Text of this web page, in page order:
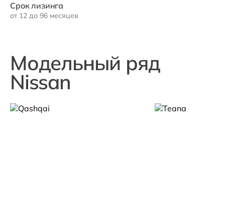
Срок лизинга
от 12 до 96 месяцев
Модельный ряд
Nissan